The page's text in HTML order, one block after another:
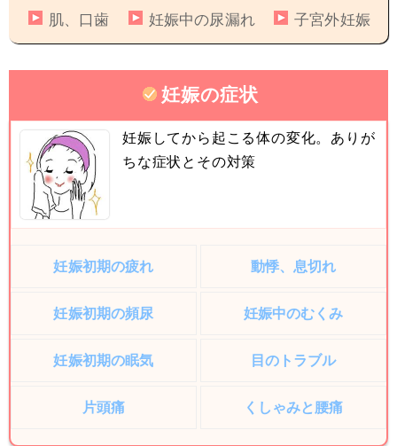
肌、口歯
妊娠中の尿漏れ 子宮外妊娠
妊娠の症状
妊娠してから起こる体の変化。ありが
ちな症状とその対策
妊娠初期の疲れ 動悸、息切れ
妊娠初期の頻尿 妊娠中のむくみ
妊娠初期の眠気 目のトラブル
片頭痛 くしゃみと腰痛